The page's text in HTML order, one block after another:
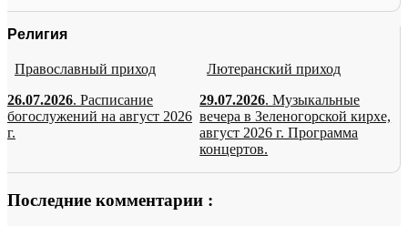
Религия
Православный приход
26.07.2026. Расписание
богослужений на август 2026
г.
Лютеранский приход
29.07.2026. Музыкальные
вечера в Зеленогорской кирхе,
август 2026 г. Программа
концертов.
Последние комментарии :